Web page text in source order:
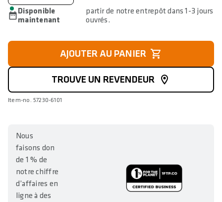
Disponible
maintenant
partir de notre entrepôt dans 1-3 jours
ouvrés.
AJOUTER AU PANIER
TROUVE UN REVENDEUR
Item-no. 57230-6101
Nous
faisons don
de 1 % de
notre chiffre
d’affaires en
ligne à des